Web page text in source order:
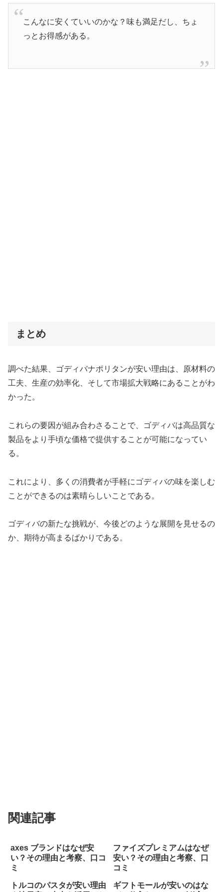
こんなに安くていいのかな？味も満足だし、ちょ
っとお得感がある。
まとめ
調べた結果、ゴディバナポリタンが安い理由は、原材料の
工夫、生産の効率化、そして市場拡大戦略にあることがわ
かった。
これらの要因が組み合わさることで、ゴディバは高品質な
製品をより手頃な価格で提供することが可能になってい
る。
これにより、多くの消費者が手軽にゴディバの味を楽しむ
ことができるのは素晴らしいことである。
ゴディバの新たな挑戦が、今後どのような展開を見せるの
か、期待が高まるばかりである。
関連記事
axes ブランドはなぜ安
い？その理由と考察、口コ
ミ
ファイズプレミアムはなぜ
安い？その理由と考察、口
コミ
トルコのパスタが安い理由
ギフトモールが安いのはな